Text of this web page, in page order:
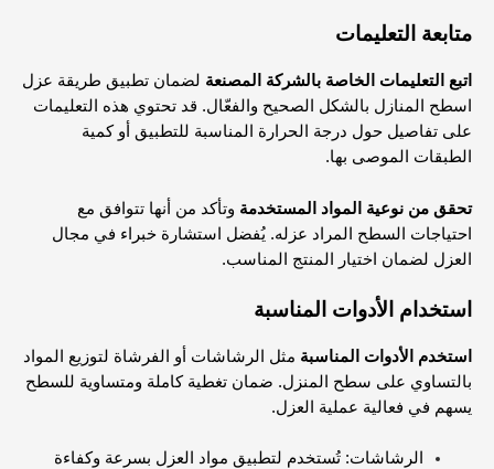
متابعة التعليمات
اتبع التعليمات الخاصة بالشركة المصنعة لضمان تطبيق طريقة عزل
اسطح المنازل بالشكل الصحيح والفعّال. قد تحتوي هذه التعليمات
على تفاصيل حول درجة الحرارة المناسبة للتطبيق أو كمية
الطبقات الموصى بها.
تحقق من نوعية المواد المستخدمة وتأكد من أنها تتوافق مع
احتياجات السطح المراد عزله. يُفضل استشارة خبراء في مجال
العزل لضمان اختيار المنتج المناسب.
استخدام الأدوات المناسبة
استخدم الأدوات المناسبة مثل الرشاشات أو الفرشاة لتوزيع المواد
بالتساوي على سطح المنزل. ضمان تغطية كاملة ومتساوية للسطح
يسهم في فعالية عملية العزل.
الرشاشات: تُستخدم لتطبيق مواد العزل بسرعة وكفاءة